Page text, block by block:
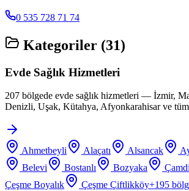
0 535 728 71 74
Kategoriler (31)
Evde Sağlık Hizmetleri
207 bölgede evde sağlık hizmetleri — İzmir,
Denizli, Uşak, Kütahya, Afyonkarahisar ve
Ahmetbeyli Alaçatı Alsancak
Belevi
Bostanlı Bozyaka
Çeşme Boyalık
Çeşme Çiftlikköy+195